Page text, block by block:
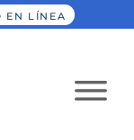
EN LÍNEA